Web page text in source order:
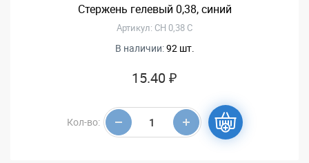
Стержень гелевый 0,38, синий
Артикул: CH 0,38 С
В наличии:92 шт.
15.40 ₽
Кол-во: